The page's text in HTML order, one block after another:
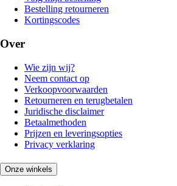
Bestelling retourneren
Kortingscodes
Over
Wie zijn wij?
Neem contact op
Verkoopvoorwaarden
Retourneren en terugbetalen
Juridische disclaimer
Betaalmethoden
Prijzen en leveringsopties
Privacy verklaring
Onze winkels